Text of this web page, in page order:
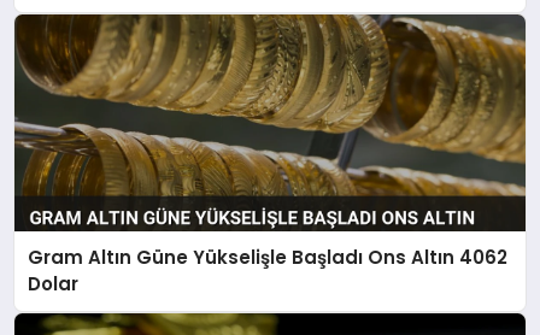
Gram Altın Güne Yükselişle Başladı Ons Altın 4062
Dolar